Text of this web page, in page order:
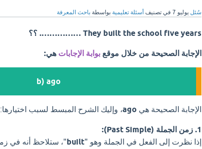
سُئل يوليو 7 في تصنيف أسئلة تعليمية بواسطة باحث المعرفة
They built the school five years ……………. ؟؟
الإجابة الصحيحة من خلال موقع بوابة الإجابات هي:
b) ago
الإجابة الصحيحة هي ago، وإليك الشرح المبسط لسبب اختيارها:
1. زمن الجملة (Past Simple):
إذا نظرت إلى الفعل في الجملة وهو "built